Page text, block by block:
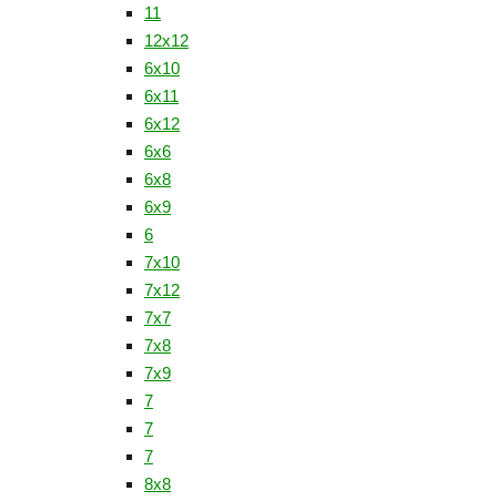
11
12x12
6x10
6x11
6x12
6x6
6х8
6х9
6
7x10
7x12
7х7
7х8
7х9
7
7
7
8x8